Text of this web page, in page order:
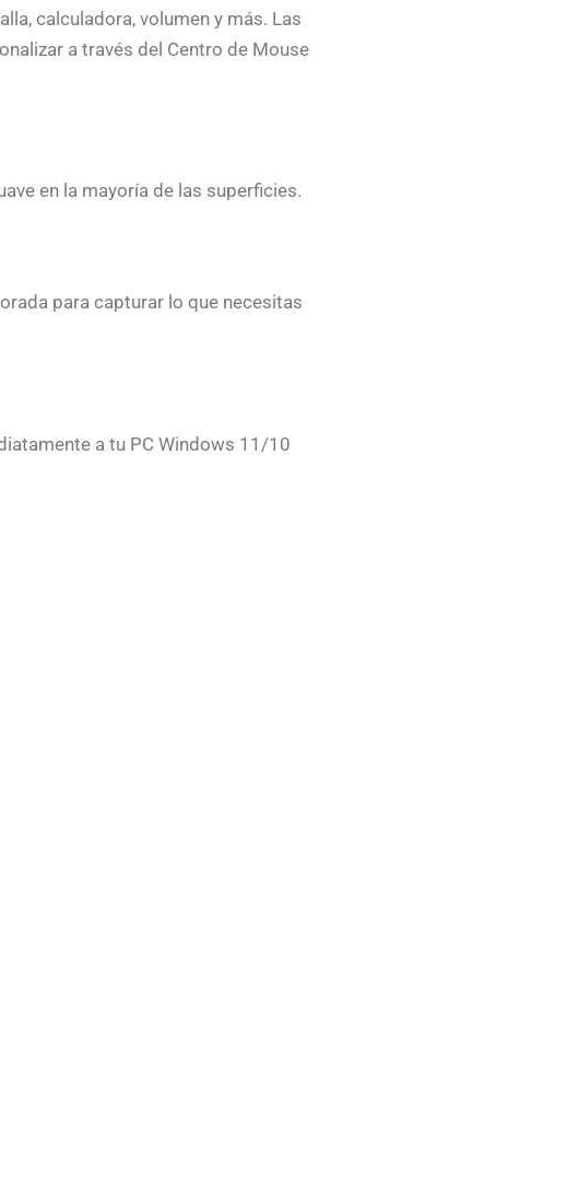
calculadora, volumen y más. Las
a través del Centro de Mouse
en la mayoría de las superficies.
para capturar lo que necesitas
a tu PC Windows 11/10